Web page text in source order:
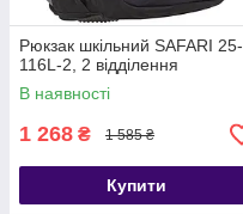
Рюкзак шкільний SAFARI 25-
116L-2, 2 відділення
В наявності
1 268 ₴ 1 585 ₴
Купити